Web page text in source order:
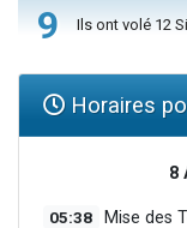
9 Ils ont volé 12
Horaires
8
05:38 Mise des